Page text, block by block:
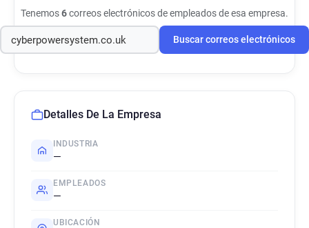
Tenemos6correos electrónicos de empleados de esa empresa.
Buscar correos electrónicos
Detalles De La Empresa
INDUSTRIA
—
EMPLEADOS
—
UBICACIÓN